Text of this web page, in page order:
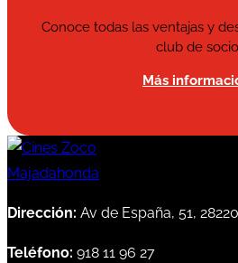
Conoce todas las ventajas y
club de
Más
Dirección: Av de España, 51,
Teléfono: 918 11 96 27